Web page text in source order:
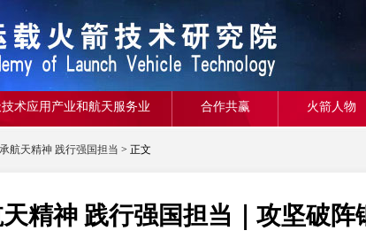
术应用产业和航天服务业 合作共赢 火箭人物
航天精神 践行强国担当 > 正文
精神 践行强国担当｜攻坚破